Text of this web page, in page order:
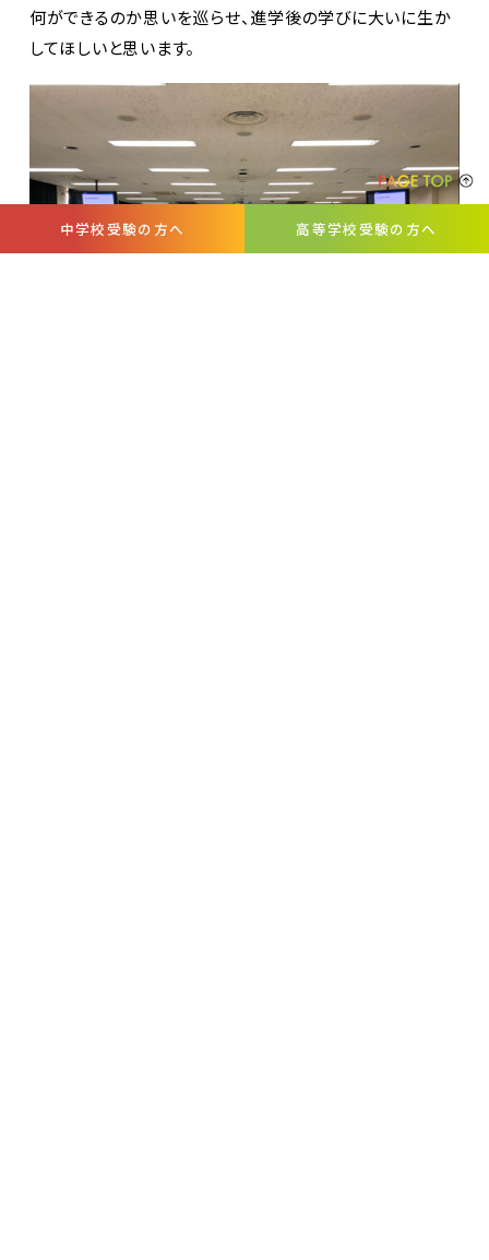
中学校受験の方へ 高等学校受験の方へ
何ができるのか思いを巡らせ、進学後の学びに大いに生か
してほしいと思います。